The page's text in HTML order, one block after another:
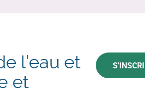
l’eau et
et